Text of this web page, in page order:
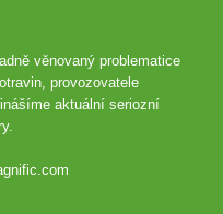
věnovaný problematice
provozovatele
aktuální seriozní